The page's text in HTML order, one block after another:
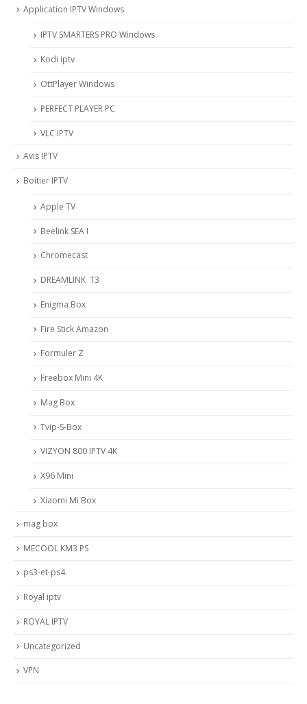
Application IPTV Windows
IPTV SMARTERS PRO Windows
Kodi iptv
OttPlayer Windows
PERFECT PLAYER PC
VLC IPTV
Avis IPTV
Boitier IPTV
Apple TV
Beelink SEA I
Chromecast
DREAMLINK T3
Enigma Box
Fire Stick Amazon
Formuler Z
Freebox Mini 4K
Mag Box
Tvip-S-Box
VIZYON 800 IPTV 4K
X96 Mini
Xiaomi Mi Box
mag box
MECOOL KM3 PS
ps3-et-ps4
Royal iptv
ROYAL IPTV
Uncategorized
VPN